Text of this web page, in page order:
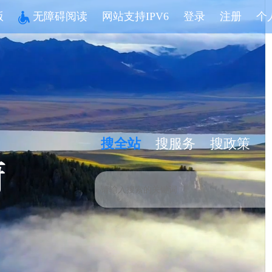
无障碍阅读 网站支持IPV6 登录 注册 个
搜全站 搜服务 搜政策